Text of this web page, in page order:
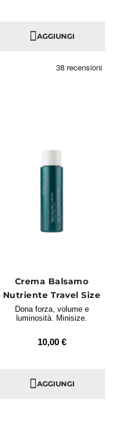
AGGIUNGI
Crema Balsamo
Nutriente Travel Size
Dona forza, volume e
luminosità. Minisize.
10,00 €
AGGIUNGI